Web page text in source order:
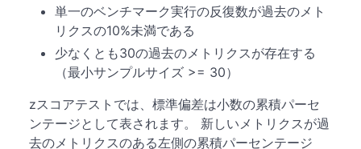
単一のベンチマーク実行の反復数が過去のメト
リクスの10%未満である
少なくとも30の過去のメトリクスが存在する
（最小サンプルサイズ >= 30）
zスコアテストでは、標準偏差は小数の累積パーセ
ンテージとして表されます。 新しいメトリクスが過
去のメトリクスのある左側の累積パーセンテージ